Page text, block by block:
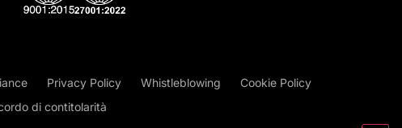
Privacy Policy Whistleblowing
Cookie Policy
di contitolarità